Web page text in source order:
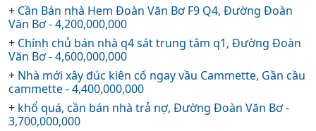
+ Cần Bán nhà Hem Đoàn Văn Bơ F9 Q4, Đường Đoàn
Văn Bơ - 4,200,000,000
+ Chính chủ bán nhà q4 sát trung tâm q1, Đường Đoàn
Văn Bơ - 4,600,000,000
+ Nhà mới xây đúc kiên cố ngay vầu Cammette, Gần cầu
cammette - 4,400,000,000
+ khổ quá, cần bán nhà trả nợ, Đường Đoàn Văn Bơ -
3,700,000,000